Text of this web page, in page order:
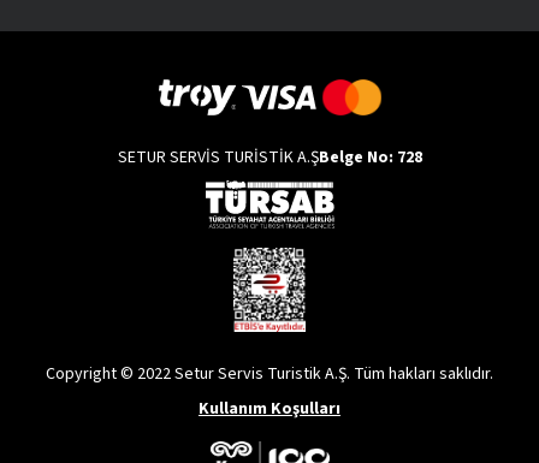
SETUR SERVİS TURİSTİK A.ŞBelge No: 728
Copyright © 2022 Setur Servis Turistik A.Ş. Tüm hakları saklıdır.
Kullanım Koşulları